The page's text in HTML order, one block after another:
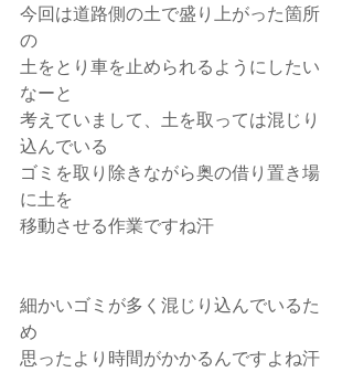
今回は道路側の土で盛り上がった箇所
の
土をとり車を止められるようにしたい
なーと
考えていまして、土を取っては混じり
込んでいる
ゴミを取り除きながら奥の借り置き場
に土を
移動させる作業ですね汗
細かいゴミが多く混じり込んでいるた
め
思ったより時間がかかるんですよね汗